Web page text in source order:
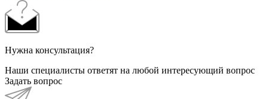
Нужна консультация?
Наши специалисты ответят на любой интересующий вопрос
Задать вопрос